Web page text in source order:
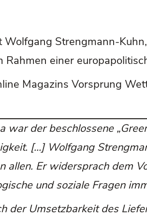
Strengmann-
Rahmen einer
Magazins Vorsprung
war der beschlossene
[…] Wolfgang
allen. Er widersprach dem
und soziale Fragen
der Umsetzbarkeit des